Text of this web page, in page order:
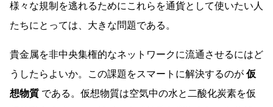
様々な規制を逃れるためにこれらを通貨として使いたい人
たちにとっては、大きな問題である。
貴金属を非中央集権的なネットワークに流通させるにはど
うしたらよいか。この課題をスマートに解決するのが 仮
想物質 である。仮想物質は空気中の水と二酸化炭素を仮